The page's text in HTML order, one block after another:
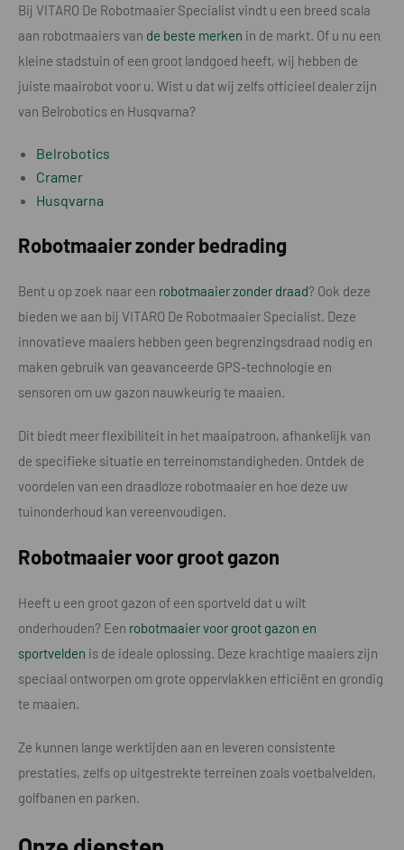
Bij VITARO De Robotmaaier Specialist vindt u een breed scala
aan robotmaaiers van de beste merken in de markt. Of u nu een
kleine stadstuin of een groot landgoed heeft, wij hebben de
juiste maairobot voor u. Wist u dat wij zelfs officieel dealer zijn
van Belrobotics en Husqvarna?
Belrobotics
Cramer
Husqvarna
Robotmaaier zonder bedrading
Bent u op zoek naar een robotmaaier zonder draad? Ook deze
bieden we aan bij VITARO De Robotmaaier Specialist. Deze
innovatieve maaiers hebben geen begrenzingsdraad nodig en
maken gebruik van geavanceerde GPS-technologie en
sensoren om uw gazon nauwkeurig te maaien.
Dit biedt meer flexibiliteit in het maaipatroon, afhankelijk van
de specifieke situatie en terreinomstandigheden. Ontdek de
voordelen van een draadloze robotmaaier en hoe deze uw
tuinonderhoud kan vereenvoudigen.
Robotmaaier voor groot gazon
Heeft u een groot gazon of een sportveld dat u wilt
onderhouden? Een robotmaaier voor groot gazon en
sportvelden is de ideale oplossing. Deze krachtige maaiers zijn
speciaal ontworpen om grote oppervlakken efficiënt en grondig
te maaien.
Ze kunnen lange werktijden aan en leveren consistente
prestaties, zelfs op uitgestrekte terreinen zoals voetbalvelden,
golfbanen en parken.